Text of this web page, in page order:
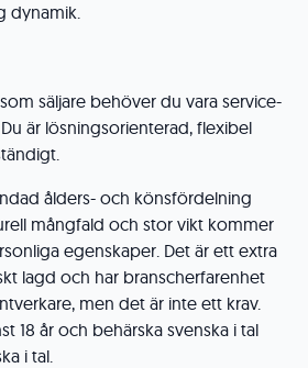
dynamik.
säljare behöver du vara service-
är lösningsorienterad, flexibel
ålders- och könsfördelning
mångfald och stor vikt kommer
egenskaper. Det är ett extra
lagd och har branscherfarenhet
men det är inte ett krav.
18 år och behärska svenska i tal
i tal.